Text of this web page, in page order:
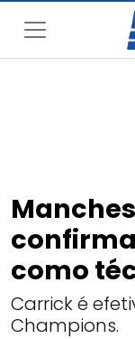
como
Carrick é
Champions.